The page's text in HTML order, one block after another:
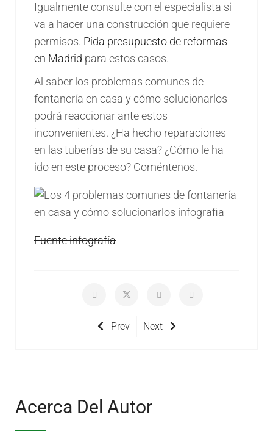
Igualmente consulte con el especialista si
va a hacer una construcción que requiere
permisos. Pida presupuesto de reformas
en Madrid para estos casos.
Al saber los problemas comunes de
fontanería en casa y cómo solucionarlos
podrá reaccionar ante estos
inconvenientes. ¿Ha hecho reparaciones
en las tuberías de su casa? ¿Cómo le ha
ido en este proceso? Coméntenos.
Fuente infografía
Prev Next
Acerca Del Autor